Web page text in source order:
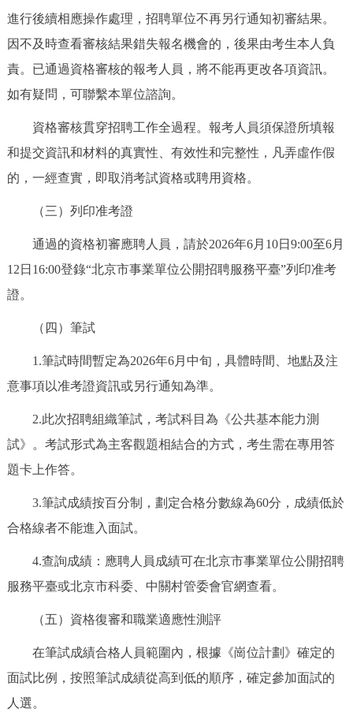
進行後續相應操作處理，招聘單位不再另行通知初審結果。
因不及時查看審核結果錯失報名機會的，後果由考生本人負
責。已通過資格審核的報考人員，將不能再更改各項資訊。
如有疑問，可聯繫本單位諮詢。
資格審核貫穿招聘工作全過程。報考人員須保證所填報
和提交資訊和材料的真實性、有效性和完整性，凡弄虛作假
的，一經查實，即取消考試資格或聘用資格。
（三）列印准考證
通過的資格初審應聘人員，請於2026年6月10日9:00至6月
12日16:00登錄“北京市事業單位公開招聘服務平臺”列印准考
證。
（四）筆試
1.筆試時間暫定為2026年6月中旬，具體時間、地點及注
意事項以准考證資訊或另行通知為準。
2.此次招聘組織筆試，考試科目為《公共基本能力測
試》。考試形式為主客觀題相結合的方式，考生需在專用答
題卡上作答。
3.筆試成績按百分制，劃定合格分數線為60分，成績低於
合格線者不能進入面試。
4.查詢成績：應聘人員成績可在北京市事業單位公開招聘
服務平臺或北京市科委、中關村管委會官網查看。
（五）資格復審和職業適應性測評
在筆試成績合格人員範圍內，根據《崗位計劃》確定的
面試比例，按照筆試成績從高到低的順序，確定參加面試的
人選。